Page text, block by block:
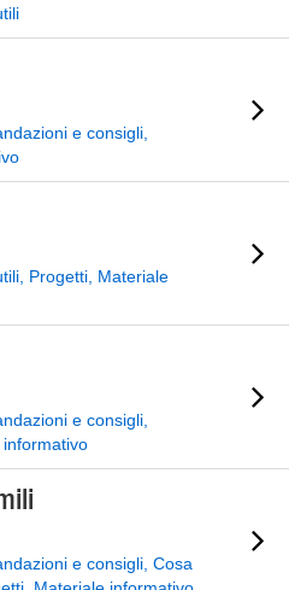
e consigli,
Progetti, Materiale
e consigli,
e consigli, Cosa